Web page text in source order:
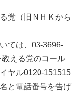
党（旧ＮＨＫから
ては、03-3696-
える党のコール
ヤル0120-151515
と電話番号を告げ